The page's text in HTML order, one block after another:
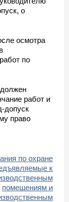
о
осмотра
по
работ и
допуск
право
по охране
к
помещениям и